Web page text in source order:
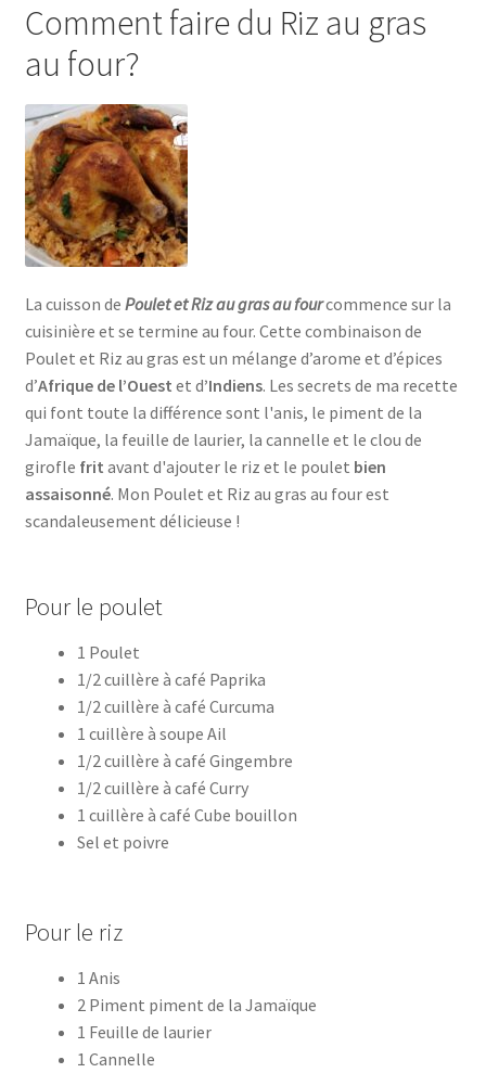
Comment faire du Riz au gras
au four?
La cuisson de Poulet et Riz au gras au fourcommence sur la
cuisinière et se termine au four. Cette combinaison de
Poulet et Riz au gras est un mélange d’arome et d’épices
d’Afrique de l’Ouest et d’Indiens. Les secrets de ma recette
qui font toute la différence sont l'anis, le piment de la
Jamaïque, la feuille de laurier, la cannelle et le clou de
girofle frit avant d'ajouter le riz et le poulet bien
assaisonné. Mon Poulet et Riz au gras au four est
scandaleusement délicieuse !
Pour le poulet
1 Poulet
1/2 cuillère à café Paprika
1/2 cuillère à café Curcuma
1 cuillère à soupe Ail
1/2 cuillère à café Gingembre
1/2 cuillère à café Curry
1 cuillère à café Cube bouillon
Sel et poivre
Pour le riz
1 Anis
2 Piment piment de la Jamaïque
1 Feuille de laurier
1 Cannelle